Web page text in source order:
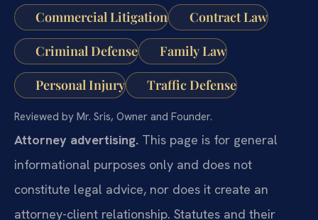
Commercial Litigation Contract Law
Criminal Defense Family Law
Personal Injury Traffic Defense
Reviewed by Mr. Sris, Owner and Founder.
Attorney advertising. This page is for general
informational purposes only and does not
constitute legal advice, nor does it create an
attorney-client relationship. Statutes and their